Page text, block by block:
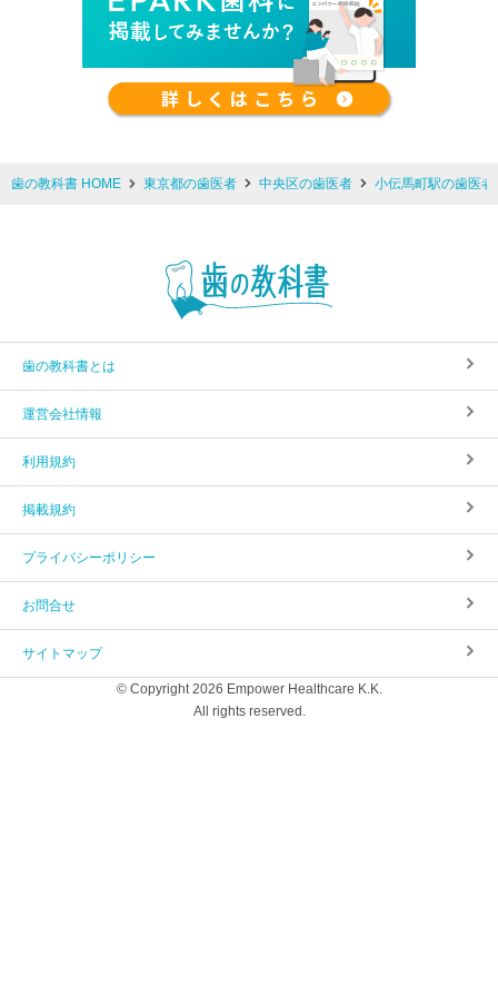
歯の教科書 HOME 東京都の歯医者 中央区の歯医者 小伝馬町駅の歯医者
歯の教科書とは
運営会社情報
利用規約
掲載規約
プライバシーポリシー
お問合せ
サイトマップ
© Copyright 2026 Empower Healthcare K.K.
All rights reserved.